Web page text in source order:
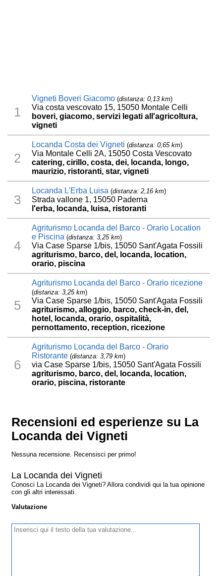
1
Vigneti Boveri Giacomo (distanza: 0,13 km)
Via costa vescovato 15, 15050 Montale Celli
boveri, giacomo, servizi legati all'agricoltura,
vigneti
2
Locanda Costa dei Vigneti (distanza: 0,65 km)
Via Montale Celli 2A, 15050 Costa Vescovato
catering, cirillo, costa, dei, locanda, longo,
maurizio, ristoranti, star, vigneti
3
Locanda L'Erba Luisa (distanza: 2,16 km)
Strada vallone 1, 15050 Paderna
l'erba, locanda, luisa, ristoranti
4
Agriturismo Locanda del Barco - Orario Location
e Piscina (distanza: 3,25 km)
Via Case Sparse 1/bis, 15050 Sant'Agata Fossili
agriturismo, barco, del, locanda, location,
orario, piscina
5
Agriturismo Locanda del Barco - Orario ricezione
(distanza: 3,25 km)
Via Case Sparse 1/bis, 15050 Sant'Agata Fossili
agriturismo, alloggio, barco, check-in, del,
hotel, locanda, orario, ospitalità,
pernottamento, reception, ricezione
6
Agriturismo Locanda del Barco - Orario
Ristorante (distanza: 3,79 km)
via Case Sparse 1/bis, 15050 Sant'Agata Fossili
agriturismo, barco, del, locanda, location,
orario, piscina, ristorante
Recensioni ed esperienze su La
Locanda dei Vigneti
Nessuna recensione. Recensisci per primo!
La Locanda dei Vigneti
Conosci La Locanda dei Vigneti? Allora condividi qui la tua opinione
con gli altri interessati.
Valutazione